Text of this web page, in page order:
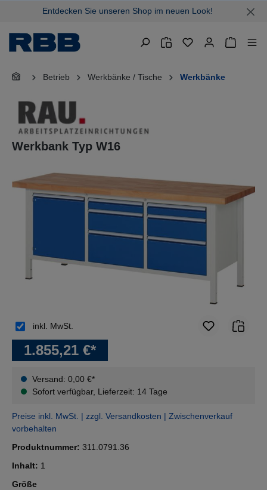
springenEntdecken Sie unseren Shop im neuen Look!
Betrieb Werkbänke / Tische Werkbänke
Werkbank Typ W16
Bildergalerie überspringen
1.855,21 €*
Versand: 0,00 €*
Sofort verfügbar, Lieferzeit: 14 Tage
inkl. MwSt.
Preise inkl. MwSt. | zzgl. Versandkosten | Zwischenverkauf
vorbehalten
Produktnummer: 311.0791.36
Inhalt: 1
Größeauswählen